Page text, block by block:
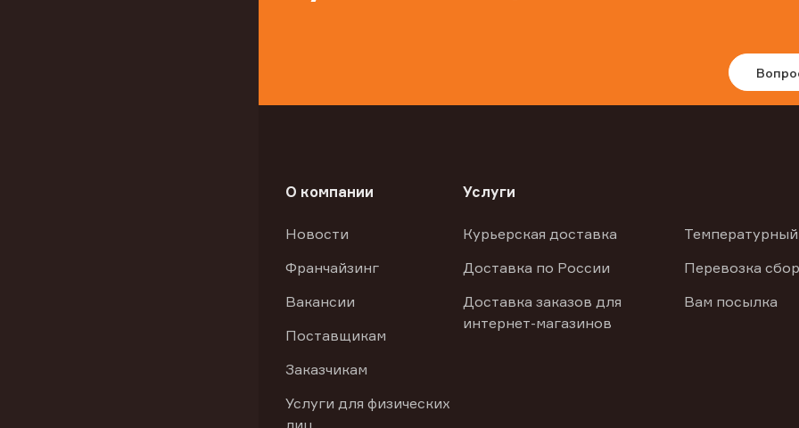
О компании
Новости
Франчайзинг
Вакансии
Поставщикам
Заказчикам
Услуги для физических
лиц
Услуги
Курьерская доставка
Доставка по России
Доставка заказов для
интернет-магазинов
Перевозка
Вам посылка